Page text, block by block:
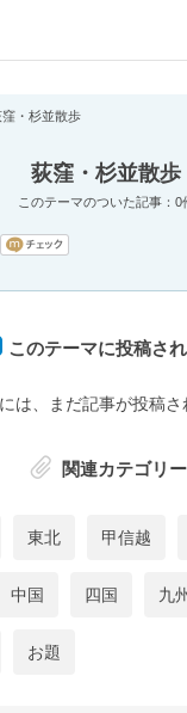
code=0
窪・杉並散歩
荻窪・杉並散歩
このテーマのついた記事：0
このテーマに投稿さ
は、まだ記事が投稿さ
関連カテゴリー
東北 甲信越
中国 四国 九州
お題